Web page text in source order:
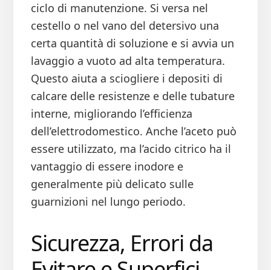
ciclo di manutenzione. Si versa nel
cestello o nel vano del detersivo una
certa quantità di soluzione e si avvia un
lavaggio a vuoto ad alta temperatura.
Questo aiuta a sciogliere i depositi di
calcare delle resistenze e delle tubature
interne, migliorando l’efficienza
dell’elettrodomestico. Anche l’aceto può
essere utilizzato, ma l’acido citrico ha il
vantaggio di essere inodore e
generalmente più delicato sulle
guarnizioni nel lungo periodo.
Sicurezza, Errori da